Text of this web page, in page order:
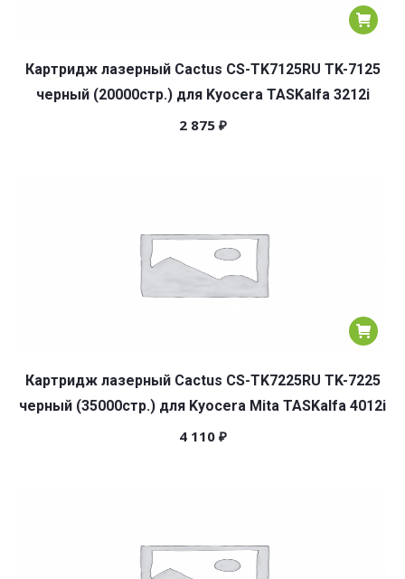
Картридж лазерный Cactus CS-TK7125RU TK-7125
черный (20000стр.) для Kyocera TASKalfa 3212i
2 875 ₽
Картридж лазерный Cactus CS-TK7225RU TK-7225
черный (35000стр.) для Kyocera Mita TASKalfa 4012i
4 110 ₽